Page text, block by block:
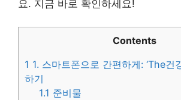
요. 지금 바로 확인하세요!
Contents
1 1. 스마트폰으로 간편하게: ‘The건
하기
1.1 준비물